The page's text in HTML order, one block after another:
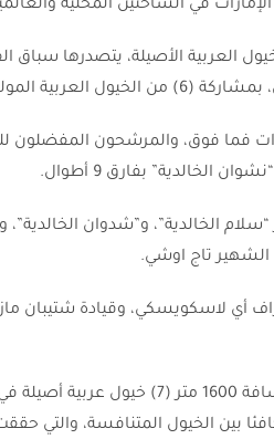
الإمارات في الساحتين المحلية
فوق، والمرشحون المفضلون
الخالدية” بفارق 9 أطوال.
الخالدية”، و”شدوان الخالدية”،
الشهير تاج اوشي.
أي لاسكويسكي، وقيادة شتيبان
وفي نفس المضمار تستقطب جولة كأس الوثبة
وسيكون الصراع متكافئا بين الخيول المتنافسة،